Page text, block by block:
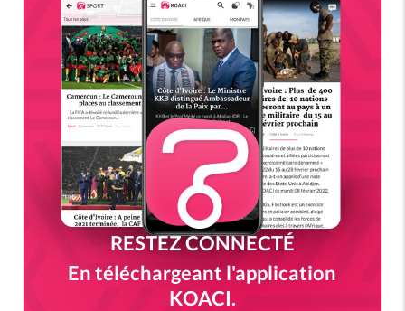
RESTEZ CONNECTÉ
En téléchargeant l'application
KOACI.